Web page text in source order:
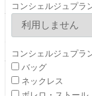
コンシェルジュプラ
コンシェルジュプラ
バッグ
ネックレス